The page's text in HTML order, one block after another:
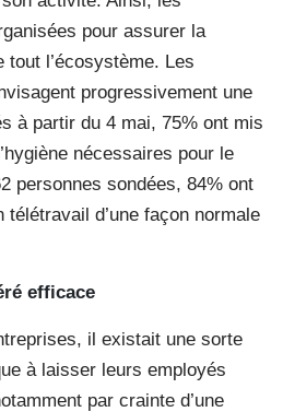
pour assurer la
l’écosystème. Les
progressivement une
à partir du 4 mai, 75% ont mis
nécessaires pour le
personnes sondées, 84% ont
d’une façon normale
efficace
il existait une sorte
à laisser leurs employés
par crainte d’une